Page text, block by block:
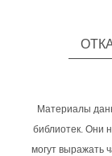
Материалы
библиотек. Они
могут выражать